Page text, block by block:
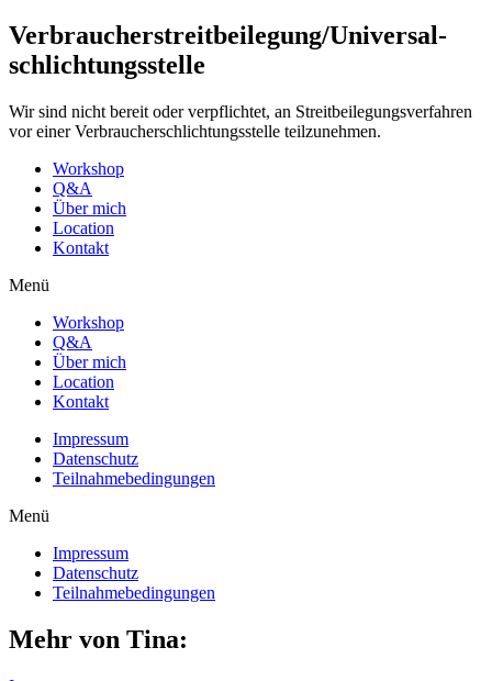
Verbraucher­streit­beilegung/Universal­
schlichtungs­stelle
Wir sind nicht bereit oder verpflichtet, an Streitbeilegungsverfahren
vor einer Verbraucherschlichtungsstelle teilzunehmen.
Workshop
Q&A
Über mich
Location
Kontakt
Menü
Workshop
Q&A
Über mich
Location
Kontakt
Impressum
Datenschutz
Teilnahmebedingungen
Menü
Impressum
Datenschutz
Teilnahmebedingungen
Mehr von Tina: